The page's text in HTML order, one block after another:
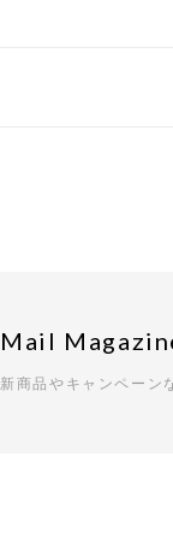
Mail
新商品やキャンペーン